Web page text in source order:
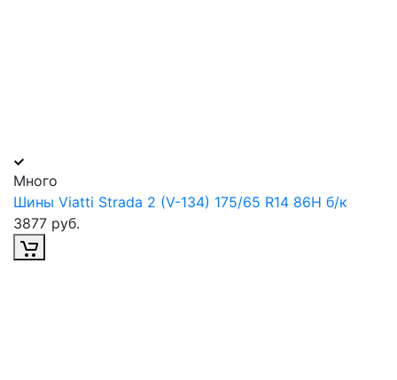
Много
Шины Viatti Strada 2 (V-134) 175/65 R14 86H б/к
3877 руб.